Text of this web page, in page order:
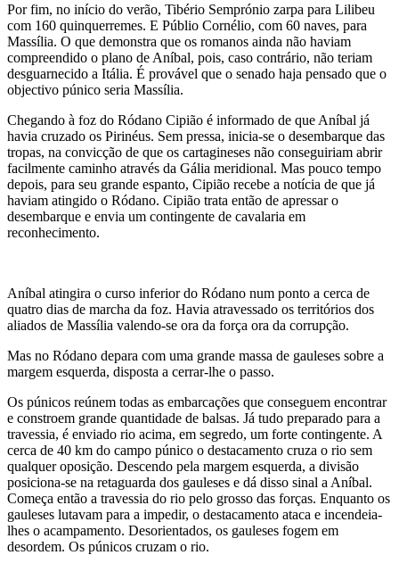
Por fim, no início do verão, Tibério Semprónio zarpa para Lilibeu
com 160 quinquerremes. E Públio Cornélio, com 60 naves, para
Massília. O que demonstra que os romanos ainda não haviam
compreendido o plano de Aníbal, pois, caso contrário, não teriam
desguarnecido a Itália. É provável que o senado haja pensado que o
objectivo púnico seria Massília.
Chegando à foz do Ródano Cipião é informado de que Aníbal já
havia cruzado os Pirinéus. Sem pressa, inicia-se o desembarque das
tropas, na convicção de que os cartagineses não conseguiriam abrir
facilmente caminho através da Gália meridional. Mas pouco tempo
depois, para seu grande espanto, Cipião recebe a notícia de que já
haviam atingido o Ródano. Cipião trata então de apressar o
desembarque e envia um contingente de cavalaria em
reconhecimento.
Aníbal atingira o curso inferior do Ródano num ponto a cerca de
quatro dias de marcha da foz. Havia atravessado os territórios dos
aliados de Massília valendo-se ora da força ora da corrupção.
Mas no Ródano depara com uma grande massa de gauleses sobre a
margem esquerda, disposta a cerrar-lhe o passo.
Os púnicos reúnem todas as embarcações que conseguem encontrar
e constroem grande quantidade de balsas. Já tudo preparado para a
travessia, é enviado rio acima, em segredo, um forte contingente. A
cerca de 40 km do campo púnico o destacamento cruza o rio sem
qualquer oposição. Descendo pela margem esquerda, a divisão
posiciona-se na retaguarda dos gauleses e dá disso sinal a Aníbal.
Começa então a travessia do rio pelo grosso das forças. Enquanto os
gauleses lutavam para a impedir, o destacamento ataca e incendeia-
lhes o acampamento. Desorientados, os gauleses fogem em
desordem. Os púnicos cruzam o rio.